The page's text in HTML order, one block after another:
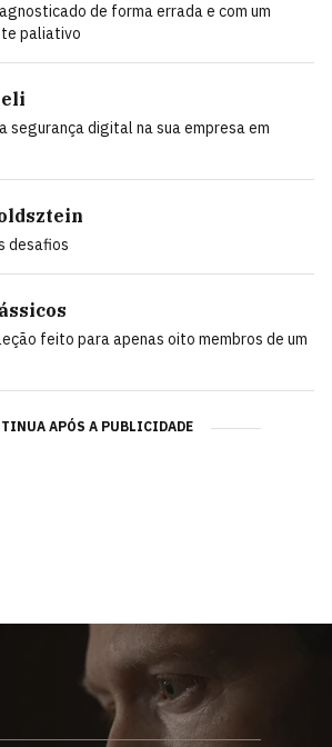
de forma errada e com um
paliativo
segurança digital na sua empresa em
desafios
feito para apenas oito membros de um
APÓS A PUBLICIDADE